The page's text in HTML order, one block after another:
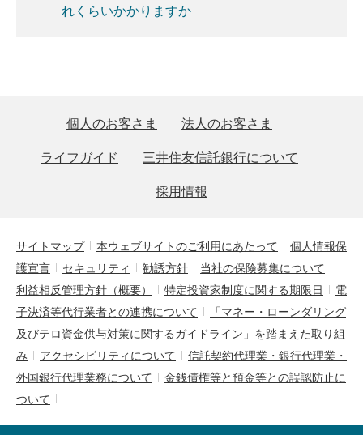
れくらいかかりますか
個人のお客さま
法人のお客さま
ライフガイド
三井住友信託銀行について
採用情報
サイトマップ 本ウェブサイトのご利用にあたって
個人情報保
護宣言
セキュリティ 勧誘方針
当社の保険募集について
利益相反管理方針（概要）
特定投資家制度に関する期限日
電
子決済等代行業者との連携について
「マネー・ローンダリング
及びテロ資金供与対策に関するガイドライン」を踏まえた取り組
み
アクセシビリティについて
信託契約代理業・銀行代理業・
外国銀行代理業務について
金銭債権等と預金等との誤認防止に
ついて